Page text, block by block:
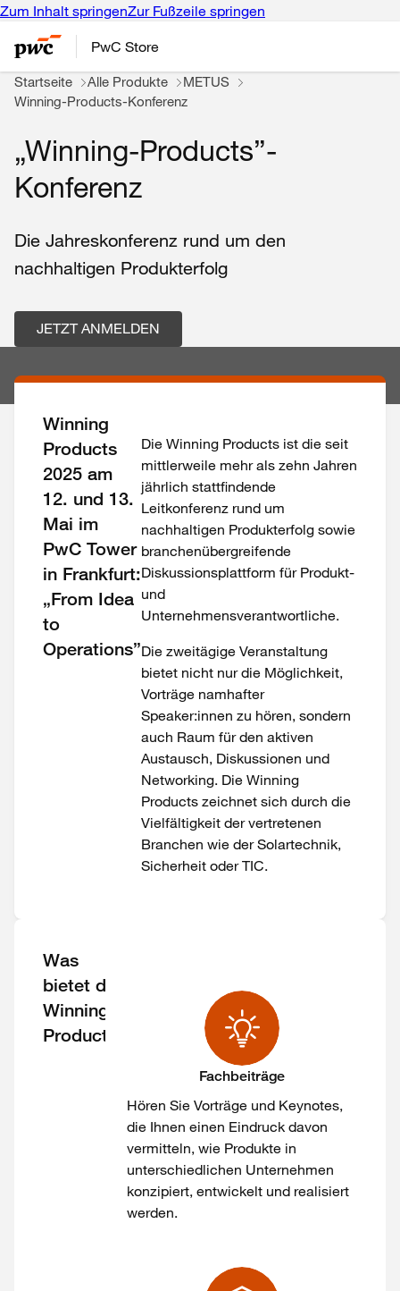
Zum Inhalt springenZur Fußzeile springen
PwC Store
Startseite Alle Produkte
METUS
Winning-Products-Konferenz
„Winning-Products”-
Konferenz
Die Jahreskonferenz rund um den
nachhaltigen Produkterfolg
JETZT ANMELDEN
Winning
Products
2025 am
12. und 13.
Mai im
PwC Tower
in Frankfurt:
„From Idea
to
Operations”
Die Winning Products ist die seit
mittlerweile mehr als zehn Jahren
jährlich stattfindende
Leitkonferenz rund um
nachhaltigen Produkterfolg sowie
branchenübergreifende
Diskussionsplattform für Produkt-
und
Unternehmensverantwortliche.
Die zweitägige Veranstaltung
bietet nicht nur die Möglichkeit,
Vorträge namhafter
Speaker:innen zu hören, sondern
auch Raum für den aktiven
Austausch, Diskussionen und
Networking. Die Winning
Products zeichnet sich durch die
Vielfältigkeit der vertretenen
Branchen wie derSolartechnik,
Sicherheit oder TIC.
Was
bietet die
Winning
Products?
Fachbeiträge
Hören Sie Vorträge und Keynotes,
die Ihnen einen Eindruck davon
vermitteln, wie Produkte in
unterschiedlichen Unternehmen
konzipiert, entwickelt und realisiert
werden.